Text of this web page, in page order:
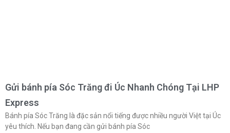
Gửi bánh pía Sóc Trăng đi Úc Nhanh Chóng Tại LHP
Express
Bánh pía Sóc Trăng là đặc sản nổi tiếng được nhiều người Việt tại Úc
yêu thích. Nếu bạn đang cần gửi bánh pía Sóc